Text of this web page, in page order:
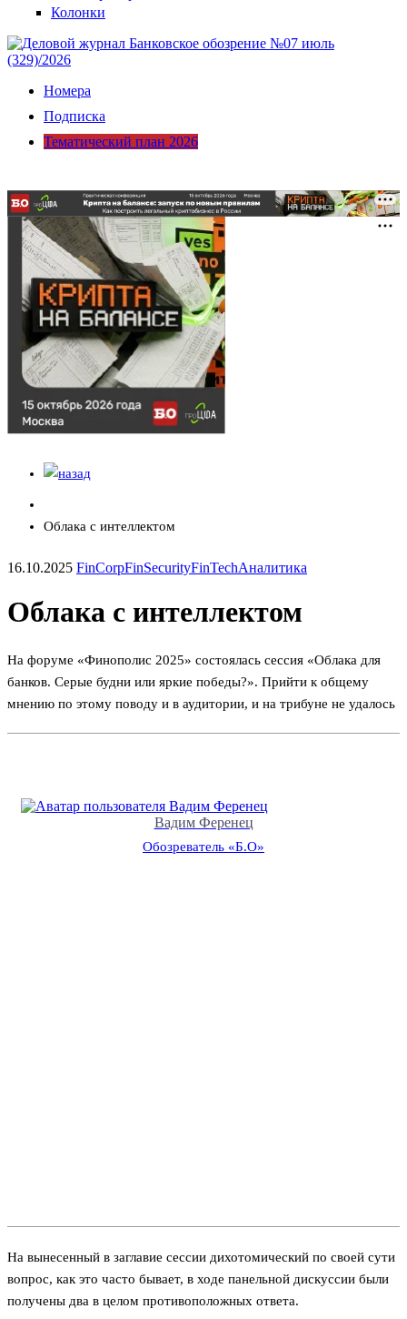
Колонки
Номера
Подписка
Тематический план 2026
Облака с интеллектом
16.10.2025 FinCorpFinSecurityFinTechАналитика
Облака с интеллектом
На форуме «Финополис 2025» состоялась сессия «Облака для
банков. Серые будни или яркие победы?». Прийти к общему
мнению по этому поводу и в аудитории, и на трибуне не удалось
Вадим Ференец
Обозреватель «Б.О»
На вынесенный в заглавие сессии дихотомический по своей сути
вопрос, как это часто бывает, в ходе панельной дискуссии были
получены два в целом противоположных ответа.